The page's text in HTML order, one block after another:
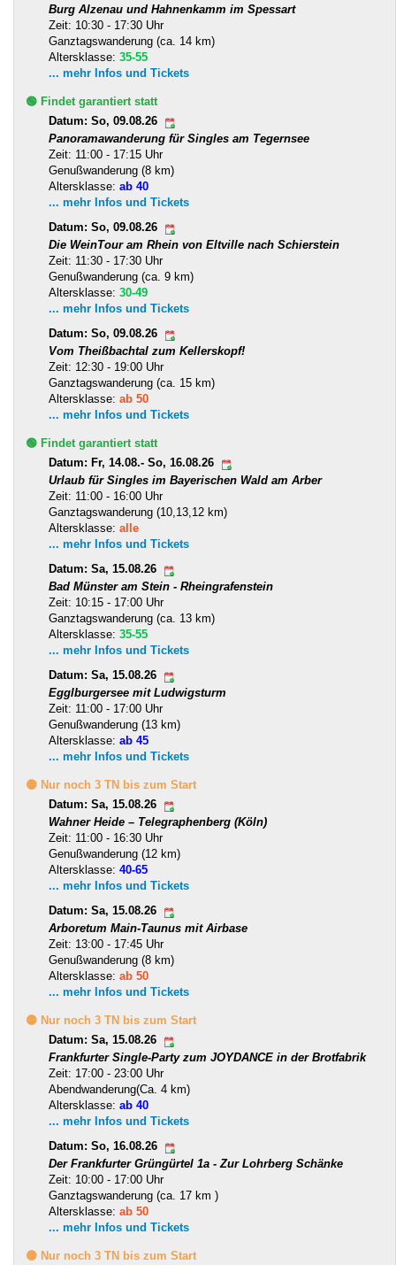
Burg Alzenau und Hahnenkamm im Spessart
Zeit: 10:30 - 17:30 Uhr
Ganztagswanderung (ca. 14 km)
Altersklasse: 35-55
... mehr Infos und Tickets
🟢 Findet garantiert statt
Datum: So, 09.08.26
Panoramawanderung für Singles am Tegernsee
Zeit: 11:00 - 17:15 Uhr
Genußwanderung (8 km)
Altersklasse: ab 40
... mehr Infos und Tickets
Datum: So, 09.08.26
Die WeinTour am Rhein von Eltville nach Schierstein
Zeit: 11:30 - 17:30 Uhr
Genußwanderung (ca. 9 km)
Altersklasse: 30-49
... mehr Infos und Tickets
Datum: So, 09.08.26
Vom Theißbachtal zum Kellerskopf!
Zeit: 12:30 - 19:00 Uhr
Ganztagswanderung (ca. 15 km)
Altersklasse: ab 50
... mehr Infos und Tickets
🟢 Findet garantiert statt
Datum: Fr, 14.08.- So, 16.08.26
Urlaub für Singles im Bayerischen Wald am Arber
Zeit: 11:00 - 16:00 Uhr
Ganztagswanderung (10,13,12 km)
Altersklasse: alle
... mehr Infos und Tickets
Datum: Sa, 15.08.26
Bad Münster am Stein - Rheingrafenstein
Zeit: 10:15 - 17:00 Uhr
Ganztagswanderung (ca. 13 km)
Altersklasse: 35-55
... mehr Infos und Tickets
Datum: Sa, 15.08.26
Egglburgersee mit Ludwigsturm
Zeit: 11:00 - 17:00 Uhr
Genußwanderung (13 km)
Altersklasse: ab 45
... mehr Infos und Tickets
🟡 Nur noch 3 TN bis zum Start
Datum: Sa, 15.08.26
Wahner Heide – Telegraphenberg (Köln)
Zeit: 11:00 - 16:30 Uhr
Genußwanderung (12 km)
Altersklasse: 40-65
... mehr Infos und Tickets
Datum: Sa, 15.08.26
Arboretum Main-Taunus mit Airbase
Zeit: 13:00 - 17:45 Uhr
Genußwanderung (8 km)
Altersklasse: ab 50
... mehr Infos und Tickets
🟡 Nur noch 3 TN bis zum Start
Datum: Sa, 15.08.26
Frankfurter Single-Party zum JOYDANCE in der Brotfabrik
Zeit: 17:00 - 23:00 Uhr
Abendwanderung(Ca. 4 km)
Altersklasse: ab 40
... mehr Infos und Tickets
Datum: So, 16.08.26
Der Frankfurter Grüngürtel 1a - Zur Lohrberg Schänke
Zeit: 10:00 - 17:00 Uhr
Ganztagswanderung (ca. 17 km )
Altersklasse: ab 50
... mehr Infos und Tickets
🟡 Nur noch 3 TN bis zum Start